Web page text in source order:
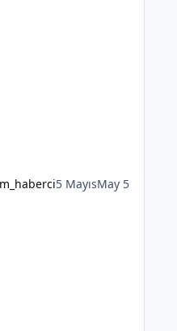
5 MayısMay 5